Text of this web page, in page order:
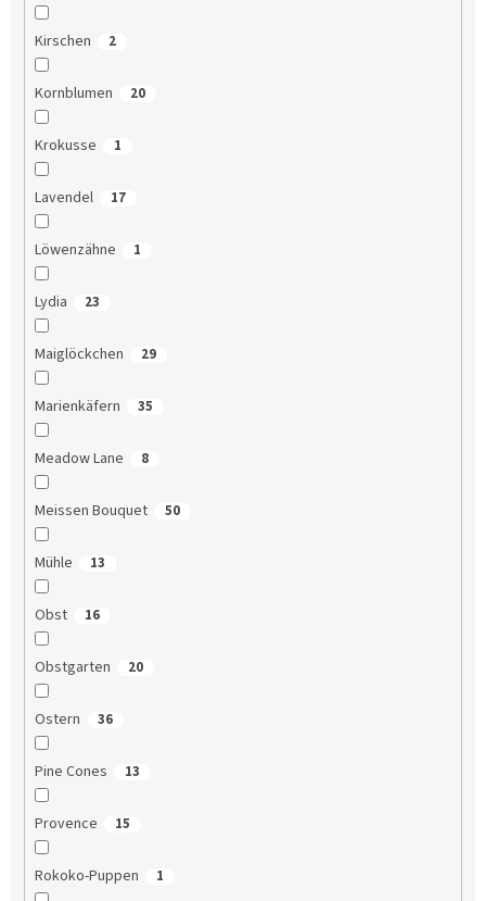
Kirschen 2
Kornblumen 20
Krokusse 1
Lavendel 17
Löwenzähne 1
Lydia 23
Maiglöckchen 29
Marienkäfern 35
Meadow Lane 8
Meissen Bouquet 50
Mühle 13
Obst 16
Obstgarten 20
Ostern 36
Pine Cones 13
Provence 15
Rokoko-Puppen 1